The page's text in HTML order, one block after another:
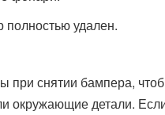
полностью удален.
при снятии бампера,
окружающие детали.